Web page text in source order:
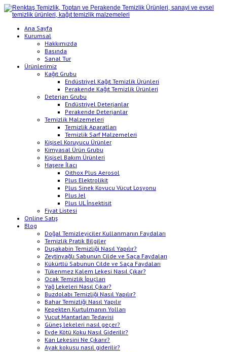
Ana Sayfa
Kurumsal
Hakkımızda
Basında
Sanal Tur
Ürünlerimiz
Kağıt Grubu
Endüstriyel Kağıt Temizlik Ürünleri
Perakende Kağıt Temizlik Ürünleri
Deterjan Grubu
Endüstriyel Deterjanlar
Perakende Deterjanlar
Temizlik Malzemeleri
Temizlik Aparatları
Temizlik Sarf Malzemeleri
Kişisel Koruyucu Ürünler
Kimyasal Ürün Grubu
Kişisel Bakım Ürünleri
Haşere İlacı
Oithox Plus Aerosol
Plus Elektrolikit
Plus Sinek Kovucu Vücut Losyonu
Plus Jel
Plus UL İnsektisit
Fiyat Listesi
Online Satış
Blog
Doğal Temizleyiciler Kullanmanın Faydaları
Temizlik Pratik Bilgiler
Duşakabin Temizliği Nasıl Yapılır?
Zeytinyağlı Sabunun Cilde ve Saça Faydaları
Kükürtlü Sabunun Cilde ve Saça Faydaları
Tükenmez Kalem Lekesi Nasıl Çıkar?
Ocak Temizlik İpuçları
Yağ Lekeleri Nasıl Çıkar?
Buzdolabı Temizliği Nasıl Yapılır?
Bahar Temizliği Nasıl Yapılır
Kepekten Kurtulmanın Yolları
Vucut Mantarları Tedavisi
Güneş lekeleri nasıl geçer?
Evde Kötü Koku Nasıl Giderilir?
Kan Lekesini Ne Çıkarır?
Ayak kokusu nasıl giderilir?